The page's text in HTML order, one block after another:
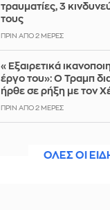
τραυματίες, 3
τους
ΠΡΙΝ ΑΠΌ 2 ΜΈΡΕΣ
«Εξαιρετικά
έργο του»: Ο Τραμπ
ήρθε σε ρήξη με τον
ΠΡΙΝ ΑΠΌ 2 ΜΈΡΕΣ
οικογένειας της
ΟΛΕΣ ΟΙ